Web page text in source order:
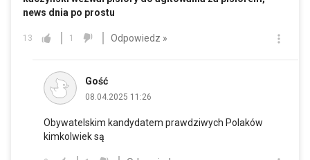
news dnia po prostu
13 1 Odpowiedz »
Gość
08.04.2025 11:26
Obywatelskim kandydatem prawdziwych Polaków
kimkolwiek są